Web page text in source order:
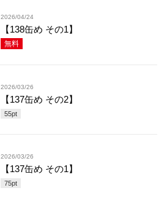
2026/04/24
【138缶め その1】
無料
2026/03/26
【137缶め その2】
55pt
2026/03/26
【137缶め その1】
75pt